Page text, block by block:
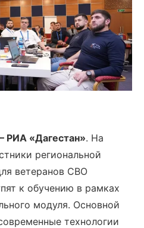
«Дагестан». На
региональной
ветеранов СВО
к обучению в рамках
модуля. Основной
технологии